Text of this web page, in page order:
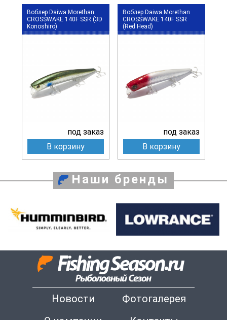
Воблер Daiwa Morethan
CROSSWAKE 140F SSR (3D
Konoshiro)
под заказ
В корзину
Воблер Daiwa Morethan
CROSSWAKE 140F SSR
(Red Head)
под заказ
В корзину
Наши бренды
Новости
Фотогалерея